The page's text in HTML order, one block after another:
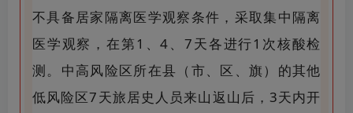
不具备居家隔离医学观察条件，采取集中隔离
医学观察，在第1、4、7天各进行1次核酸检
测。中高风险区所在县（市、区、旗）的其他
低风险区7天旅居史人员来山返山后，3天内开